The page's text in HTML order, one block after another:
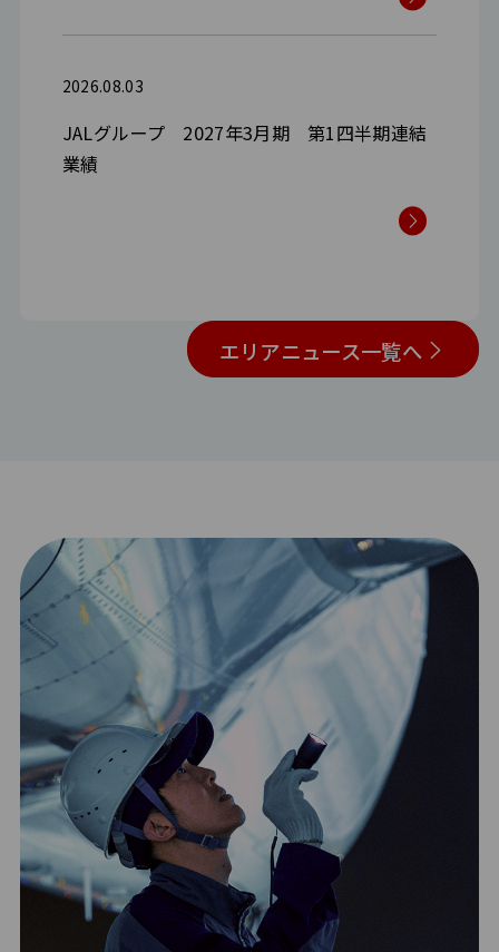
2026.08.03
JALグループ 2027年3月期 第1四半期連結
業績
プレスリリース一覧へ
エリアニュース一覧へ